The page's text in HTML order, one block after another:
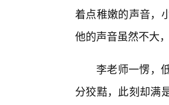
着点稚嫩的声音，
他的声音虽然不大
李老师一愣，
分狡黠，此刻却满